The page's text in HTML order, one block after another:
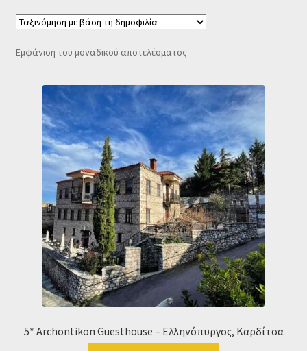
Επικοινωνία
Καλάθι
Κατάστημα
Ο λογαριασμός μου
Ταμείο
HOME
Εμφάνιση του μοναδικού αποτελέσματος
5* Archontikon Guesthouse – Ελληνόπυργος, Καρδίτσα